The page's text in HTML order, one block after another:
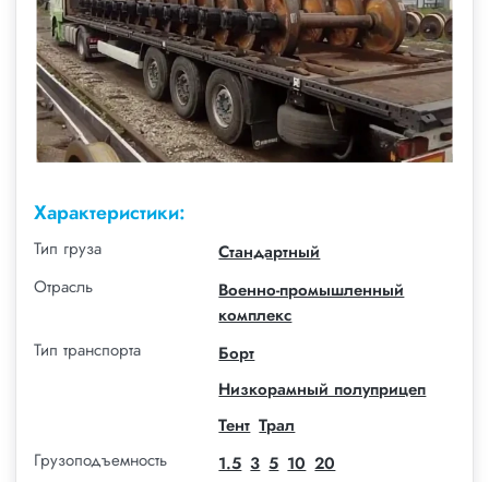
Характеристики:
Тип груза
Стандартный
Отрасль
Военно-промышленный
комплекс
Тип транспорта
Борт
Низкорамный полуприцеп
Тент Трал
Грузоподъемность
1.5 3 5 10 20